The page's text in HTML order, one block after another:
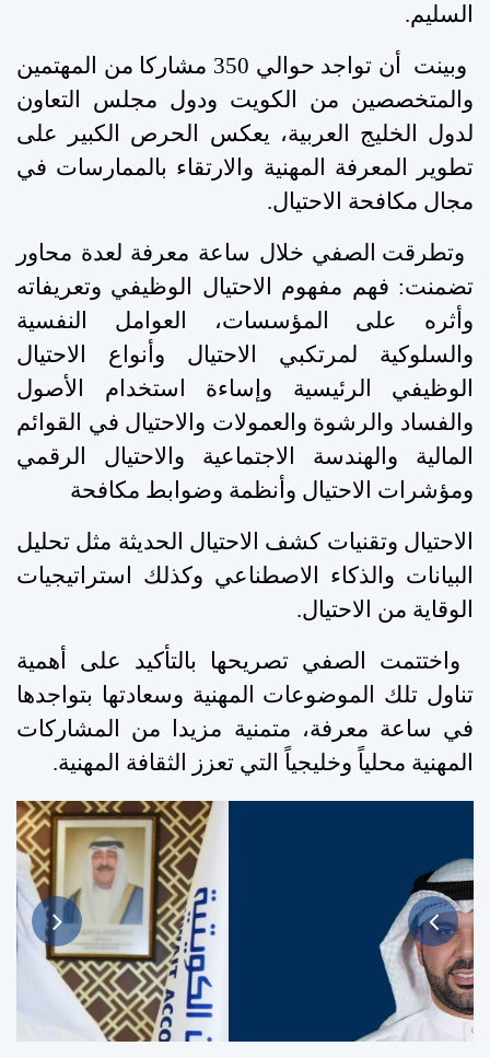
السليم.
وبينت أن تواجد حوالي 350 مشاركا من المهتمين
والمتخصصين من الكويت ودول مجلس التعاون
لدول الخليج العربية، يعكس الحرص الكبير على
تطوير المعرفة المهنية والارتقاء بالممارسات في
مجال مكافحة الاحتيال.
وتطرقت الصفي خلال ساعة معرفة لعدة محاور
تضمنت: فهم مفهوم الاحتيال الوظيفي وتعريفاته
وأثره على المؤسسات، العوامل النفسية
والسلوكية لمرتكبي الاحتيال وأنواع الاحتيال
الوظيفي الرئيسية وإساءة استخدام الأصول
والفساد والرشوة والعمولات والاحتيال في القوائم
المالية والهندسة الاجتماعية والاحتيال الرقمي
ومؤشرات الاحتيال وأنظمة وضوابط مكافحة
الاحتيال وتقنيات كشف الاحتيال الحديثة مثل تحليل
البيانات والذكاء الاصطناعي وكذلك استراتيجيات
الوقاية من الاحتيال.
واختتمت الصفي تصريحها بالتأكيد على أهمية
تناول تلك الموضوعات المهنية وسعادتها بتواجدها
في ساعة معرفة، متمنية مزيدا من المشاركات
المهنية محلياً وخليجياً التي تعزز الثقافة المهنية.